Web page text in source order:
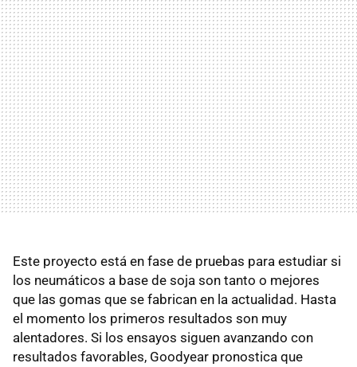
Este proyecto está en fase de pruebas para estudiar si
los neumáticos a base de soja son tanto o mejores
que las gomas que se fabrican en la actualidad. Hasta
el momento los primeros resultados son muy
alentadores. Si los ensayos siguen avanzando con
resultados favorables, Goodyear pronostica que